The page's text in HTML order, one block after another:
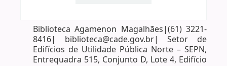
Biblioteca Agamenon Magalhães|(61) 3221-
8416| biblioteca@cade.gov.br| Setor de
Edifícios de Utilidade Pública Norte – SEPN,
Entrequadra 515, Conjunto D, Lote 4, Edifício